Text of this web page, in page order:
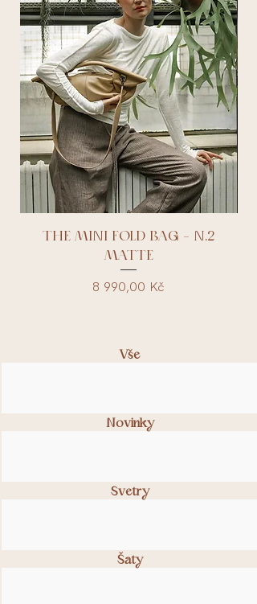
THE MINI FOLD BAG - N.2
MATTE
Cena
8 990,00 Kč
Vše
Novinky
Svetry
Šaty